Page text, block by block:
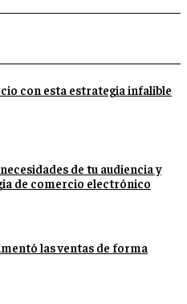
con esta estrategia infalible
de tu audiencia y
de comercio electrónico
las ventas de forma